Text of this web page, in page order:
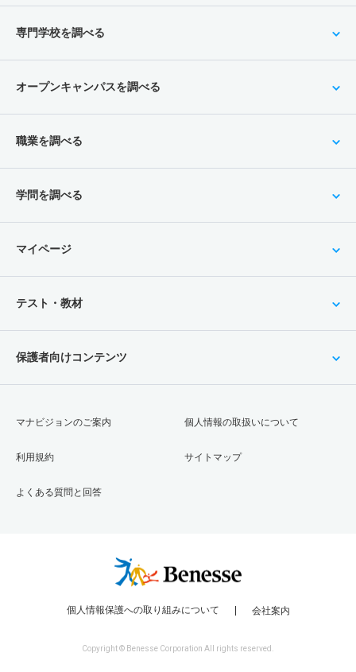
専門学校を調べる
オープンキャンパスを調べる
職業を調べる
学問を調べる
マイページ
テスト・教材
保護者向けコンテンツ
マナビジョンのご案内
利用規約
よくある質問と回答
個人情報の取扱いについて
サイトマップ
個人情報保護への取り組みについて 会社案内
Copyright © Benesse Corporation All rights reserved.